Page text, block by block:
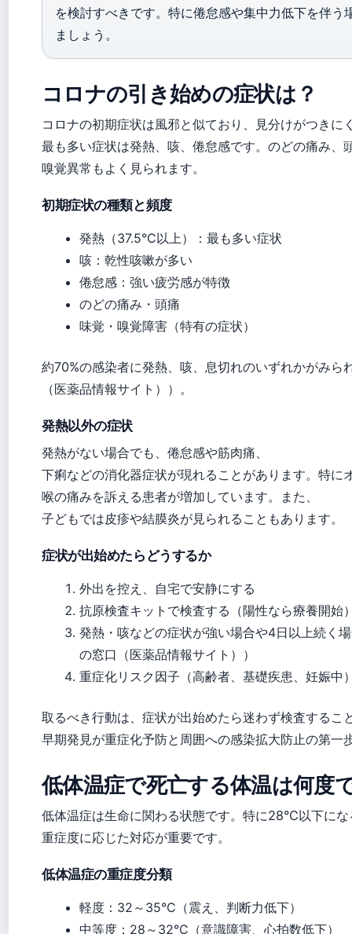
を検討すべきです。特に倦怠感や集中力低下を伴う
ましょう。
コロナの引き始めの症状は？
コロナの初期症状は風邪と似ており、見分けがつきに
最も多い症状は発熱、咳、倦怠感です。のどの痛み、
嗅覚異常もよく見られます。
初期症状の種類と頻度
発熱（37.5°C以上）：最も多い症状
咳：乾性咳嗽が多い
倦怠感：強い疲労感が特徴
のどの痛み・頭痛
味覚・嗅覚障害（特有の症状）
約70%の感染者に発熱、咳、息切れのいずれかがみら
（医薬品情報サイト））。
発熱以外の症状
発熱がない場合でも、倦怠感や筋肉痛、
下痢などの消化器症状が現れることがあります。特に
喉の痛みを訴える患者が増加しています。また、
子どもでは皮疹や結膜炎が見られることもあります。
症状が出始めたらどうするか
外出を控え、自宅で安静にする
抗原検査キットで検査する（陽性なら療養開始
発熱・咳などの症状が強い場合や4日以上続く
の窓口（医薬品情報サイト））
重症化リスク因子（高齢者、基礎疾患、妊娠中
取るべき行動は、症状が出始めたら迷わず検査するこ
早期発見が重症化予防と周囲への感染拡大防止の第一
低体温症で死亡する体温は何度
低体温症は生命に関わる状態です。特に28°C以下に
重症度に応じた対応が重要です。
低体温症の重症度分類
軽度：32～35°C（震え、判断力低下）
中等度：28～32°C（意識障害、心拍数低下）